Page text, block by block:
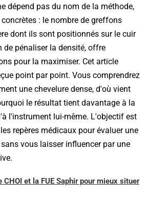
dépend pas du nom de la méthode,
: le nombre de greffons
dont ils sont positionnés sur le cuir
de pénaliser la densité, offre
pour la maximiser. Cet article
point par point. Vous comprendrez
une chevelure dense, d'où vient
le résultat tient davantage à la
l'instrument lui-même. L'objectif est
repères médicaux pour évaluer une
vous laisser influencer par une
et la FUE Saphir pour mieux situer